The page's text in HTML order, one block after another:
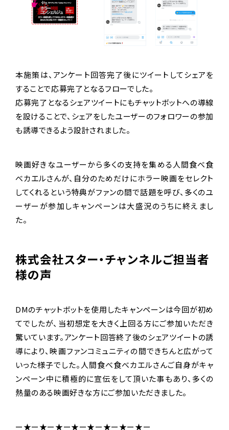
本施策は、アンケート回答完了後にツイートしてシェアを
することで応募完了となるフローでした。
応募完了となるシェアツイートにもチャットボットへの導線
を設けることで、シェアをしたユーザーのフォロワーの参加
も誘導できるよう設計されました。
映画好きなユーザーから多くの支持を集める人間食べ食
べカエルさんが、自分のためだけにホラー映画をセレクト
してくれるという特典がファンの間で話題を呼び、多くのユ
ーザーが参加しキャンペーンは大盛況のうちに終えまし
た。
株式会社スター・チャンネルご担当者
様の声
DMのチャットボットを使用したキャンペーンは今回が初め
てでしたが、当初想定を大きく上回る方にご参加いただき
驚いています。アンケート回答終了後のシェアツイートの誘
導により、映画ファンコミュニティの間できちんと広がって
いった様子でした。人間食べ食べカエルさんご自身がキャ
ンペーン中に積極的に宣伝をして頂いた事もあり、多くの
熱量のある映画好きな方にご参加いただきました。
ー★ー★ー★ー★ー★ー★ー★ー★ー